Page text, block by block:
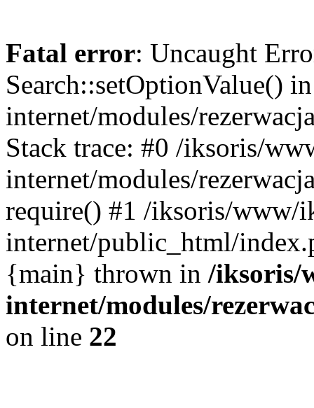
Fatal error: Uncaught
Search::setOptionValue()
internet/modules/
Stack trace: #0 /iksoris/
internet/modules/
require() #1 /iksoris/www/
internet/public_html/
{main} thrown in /iksoris/
internet/modules/
on line 22